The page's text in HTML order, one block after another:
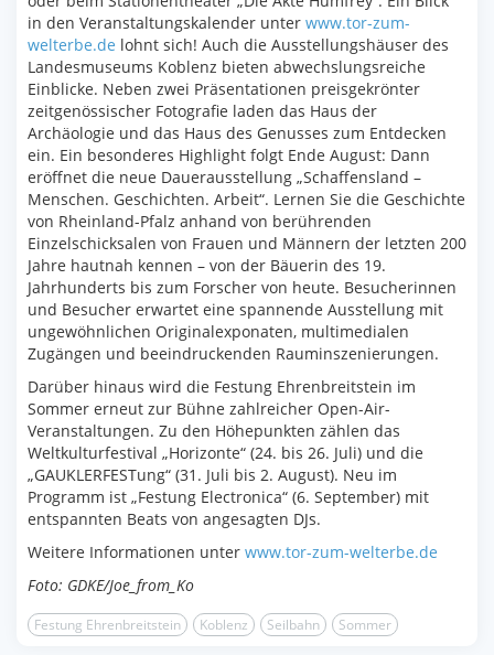
in den Veranstaltungskalender unter www.tor-zum-
welterbe.de lohnt sich! Auch die Ausstellungshäuser des
Landesmuseums Koblenz bieten abwechslungsreiche
Einblicke. Neben zwei Präsentationen preisgekrönter
zeitgenössischer Fotografie laden das Haus der
Archäologie und das Haus des Genusses zum Entdecken
ein. Ein besonderes Highlight folgt Ende August: Dann
eröffnet die neue Dauerausstellung „Schaffensland –
Menschen. Geschichten. Arbeit“. Lernen Sie die Geschichte
von Rheinland-Pfalz anhand von berührenden
Einzelschicksalen von Frauen und Männern der letzten 200
Jahre hautnah kennen – von der Bäuerin des 19.
Jahrhunderts bis zum Forscher von heute. Besucherinnen
und Besucher erwartet eine spannende Ausstellung mit
ungewöhnlichen Originalexponaten, multimedialen
Zugängen und beeindruckenden Rauminszenierungen.
Darüber hinaus wird die Festung Ehrenbreitstein im
Sommer erneut zur Bühne zahlreicher Open-Air-
Veranstaltungen. Zu den Höhepunkten zählen das
Weltkulturfestival „Horizonte“ (24. bis 26. Juli) und die
„GAUKLERFESTung“ (31. Juli bis 2. August). Neu im
Programm ist „Festung Electronica“ (6. September) mit
entspannten Beats von angesagten DJs.
Weitere Informationen unter www.tor-zum-welterbe.de
Foto: GDKE/Joe_from_Ko
Festung Ehrenbreitstein Koblenz Seilbahn Sommer